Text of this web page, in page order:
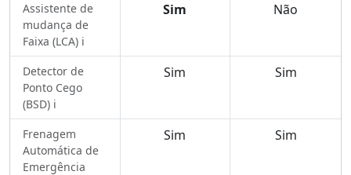
Assistente de
mudança de
Faixa (LCA) ℹ️
Sim Não
Detector de
Ponto Cego
(BSD) ℹ️
Sim Sim
Frenagem
Automática de
Emergência
Sim Sim